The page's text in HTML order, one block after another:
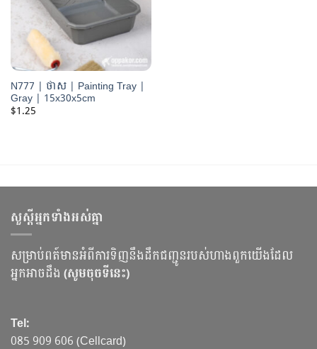
N777 | ថាស | Painting Tray |
Gray | 15x30x5cm
$1.25
សួស្ដីអ្នកទាំងអស់គ្នា
សម្រាប់ពត៍មានអំពីការទិញនឹងដឹកជញ្ជូនរបស់ហាងពួកយើងដែល
អ្នកអាចដឹង (សូមចុចទីនេះ)
Tel:
085 909 606 (Cellcard)